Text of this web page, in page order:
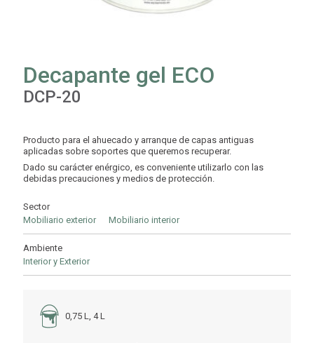
Decapante gel ECO
DCP-20
Producto para el ahuecado y arranque de capas antiguas
aplicadas sobre soportes que queremos recuperar.
Dado su carácter enérgico, es conveniente utilizarlo con las
debidas precauciones y medios de protección.
Sector
Mobiliario exterior
Mobiliario interior
Ambiente
Interior y Exterior
0,75 L, 4 L